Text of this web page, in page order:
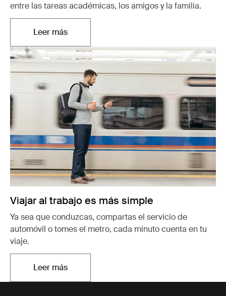
entre las tareas académicas, los amigos y la familia.
Leer másSe abre en una nueva pestaña
Viajar al trabajo es más simple
Ya sea que conduzcas, compartas el servicio de
automóvil o tomes el metro, cada minuto cuenta en tu
viaje.
Leer másSe abre en una nueva pestaña